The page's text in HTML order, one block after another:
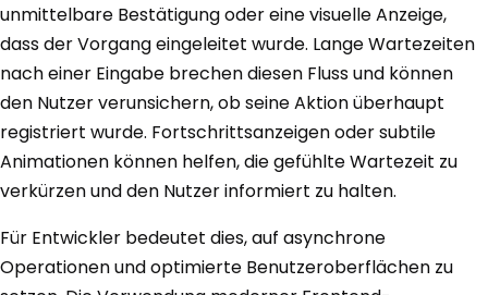
unmittelbare Bestätigung oder eine visuelle Anzeige,
dass der Vorgang eingeleitet wurde. Lange Wartezeiten
nach einer Eingabe brechen diesen Fluss und können
den Nutzer verunsichern, ob seine Aktion überhaupt
registriert wurde. Fortschrittsanzeigen oder subtile
Animationen können helfen, die gefühlte Wartezeit zu
verkürzen und den Nutzer informiert zu halten.
Für Entwickler bedeutet dies, auf asynchrone
Operationen und optimierte Benutzeroberflächen zu